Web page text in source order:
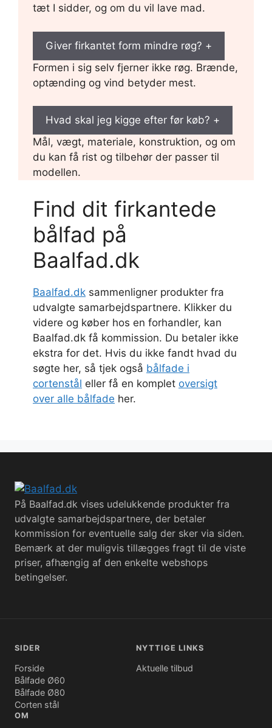
tæt I sidder, og om du vil lave mad.
Giver firkantet form mindre røg? +
Formen i sig selv fjerner ikke røg. Brænde,
optænding og vind betyder mest.
Hvad skal jeg kigge efter før køb? +
Mål, vægt, materiale, konstruktion, og om
du kan få rist og tilbehør der passer til
modellen.
Find dit firkantede
bålfad på
Baalfad.dk
Baalfad.dk sammenligner produkter fra
udvalgte samarbejdspartnere. Klikker du
videre og køber hos en forhandler, kan
Baalfad.dk få kommission. Du betaler ikke
ekstra for det. Hvis du ikke fandt hvad du
søgte her, så tjek også bålfade i
cortenstål eller få en komplet oversigt
over alle bålfade her.
På Baalfad.dk vises udelukkende produkter fra
udvalgte samarbejdspartnere, der betaler
kommission for eventuelle salg der sker via siden.
Bemærk at der muligvis tillægges fragt til de viste
priser, afhængig af den enkelte webshops
betingelser.
SIDER
Forside
Bålfade Ø60
Bålfade Ø80
Corten stål
NYTTIGE LINKS
Aktuelle tilbud
OM